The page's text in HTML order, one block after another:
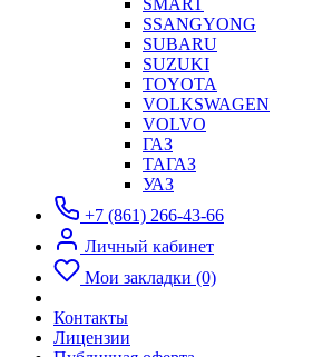
SMART
SSANGYONG
SUBARU
SUZUKI
TOYOTA
VOLKSWAGEN
VOLVO
ГАЗ
ТАГАЗ
УАЗ
+7 (861) 266-43-66
Личный кабинет
Мои закладки (0)
Контакты
Лицензии